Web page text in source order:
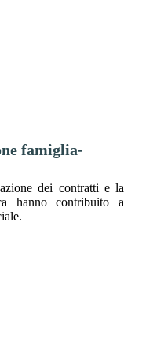
famiglia-
dei contratti e la
hanno contribuito a